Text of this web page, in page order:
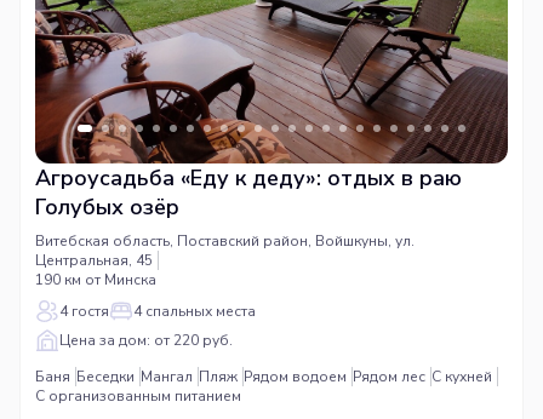
Агроусадьба «Еду к деду»: отдых в раю
Голубых озёр
Витебская область, Поставский район, Войшкуны, ул.
Центральная, 45
190 км от Минска
4 гостя
4 спальных места
Цена за дом: от 220 руб.
Баня Беседки Мангал Пляж Рядом водоем Рядом лес С кухней
С организованным питанием